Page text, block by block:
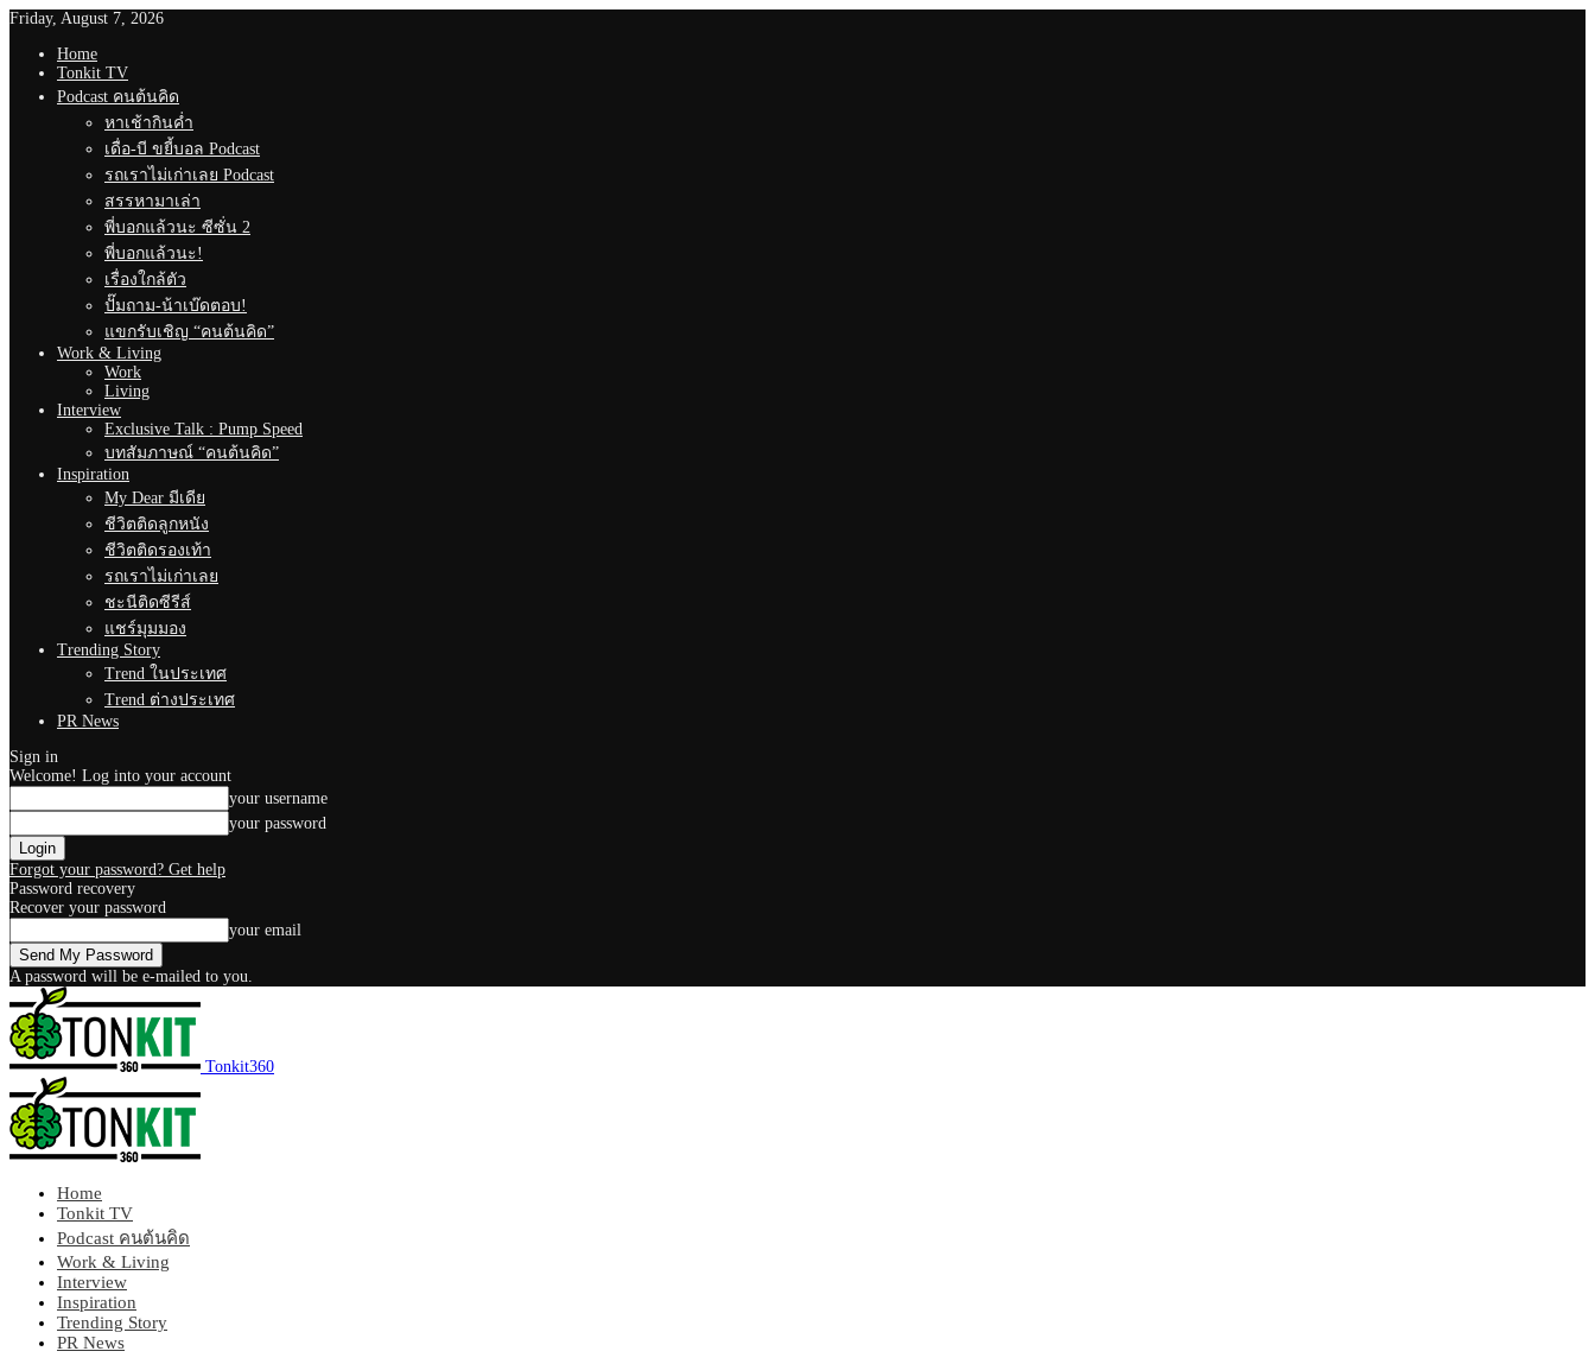
Friday, August 7, 2026
Home
Tonkit TV
Podcast คนต้นคิด
หาเช้ากินค่ำ
เดื่อ-บี ขยี้บอล Podcast
รถเราไม่เก่าเลย Podcast
สรรหามาเล่า
พี่บอกแล้วนะ ซีซั่น 2
พี่บอกแล้วนะ!
เรื่องใกล้ตัว
ปั๊มถาม-น้าเบ๊ดตอบ!
แขกรับเชิญ “คนต้นคิด”
Work & Living
Work
Living
Interview
Exclusive Talk : Pump Speed
บทสัมภาษณ์ “คนต้นคิด”
Inspiration
My Dear มีเดีย
ชีวิตติดลูกหนัง
ชีวิตติดรองเท้า
รถเราไม่เก่าเลย
ชะนีติดซีรีส์
แชร์มุมมอง
Trending Story
Trend ในประเทศ
Trend ต่างประเทศ
PR News
Sign in
Welcome! Log into your account
your username
your password
Forgot your password? Get help
Password recovery
Recover your password
your email
A password will be e-mailed to you.
Tonkit360
Home
Tonkit TV
Podcast คนต้นคิด
Work & Living
Interview
Inspiration
Trending Story
PR News